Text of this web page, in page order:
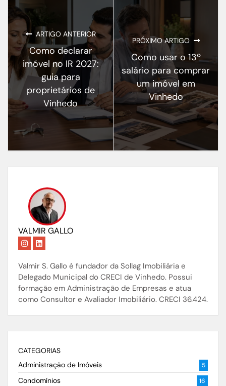
ARTIGO ANTERIOR
Como declarar
imóvel no IR 2027:
guia para
proprietários de
Vinhedo
PRÓXIMO ARTIGO
Como usar o 13º
salário para comprar
um imóvel em
Vinhedo
VALMIR GALLO
Valmir S. Gallo é fundador da Sollag Imobiliária e
Delegado Municipal do CRECI de Vinhedo. Possui
formação em Administração de Empresas e atua
como Consultor e Avaliador Imobiliário. CRECI 36.424.
CATEGORIAS
Administração de Imóveis
5
Condomínios 16